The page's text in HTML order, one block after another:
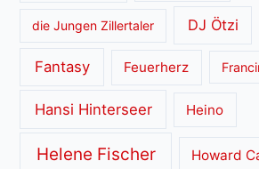
die Jungen Zillertaler DJ Ötzi
Fantasy Feuerherz
Hansi Hinterseer Heino
Helene Fischer Howard